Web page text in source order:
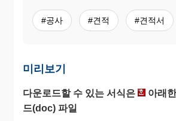
#공사 #견적 #견적서
미리보기
다운로드할 수 있는 서식은 아래
드(doc) 파일